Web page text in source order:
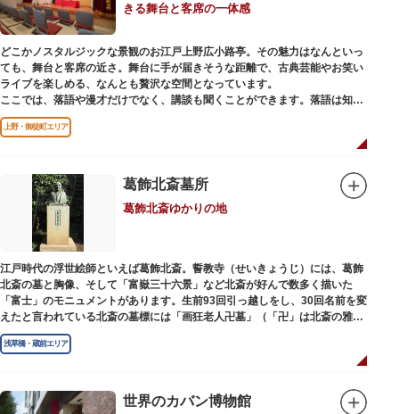
きる舞台と客席の一体感
どこかノスタルジックな景観のお江戸上野広小路亭。その魅力はなんといっ
ても、舞台と客席の近さ。舞台に手が届きそうな距離で、古典芸能やお笑い
ライブを楽しめる、なんとも贅沢な空間となっています。
ここでは、落語や漫才だけでなく、講談も聞くことができます。落語は知っ
ているけど講談ってなんだろう？と思われた方も、ぜひ一度お江戸上野広小
路亭をのぞいてみませんか？
上野・御徒町エリア
葛飾北斎墓所
葛飾北斎ゆかりの地
江戸時代の浮世絵師といえば葛飾北斎。誓教寺（せいきょうじ）には、葛飾
北斎の墓と胸像、そして「富嶽三十六景」など北斎が好んで数多く描いた
「富士」のモニュメントがあります。生前93回引っ越しをし、30回名前を変
えたと言われている北斎の墓標には「画狂老人卍墓」（「卍」は北斎の雅号
の一つ）とあり、辞世の句が刻まれています。毎年命日の4月18日には「北
斎忌」が開かれ、法要が営まれます。
浅草橋・蔵前エリア
世界のカバン博物館